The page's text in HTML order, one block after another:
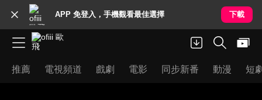
APP 免登入，手機觀看最佳選擇 下載
推薦 電視頻道 戲劇 電影 同步新番 動漫 短